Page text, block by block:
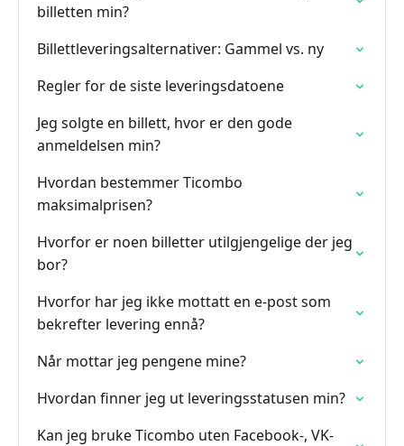
billetten min?
Billettleveringsalternativer: Gammel vs. ny
Regler for de siste leveringsdatoene
Jeg solgte en billett, hvor er den gode
anmeldelsen min?
Hvordan bestemmer Ticombo
maksimalprisen?
Hvorfor er noen billetter utilgjengelige der jeg
bor?
Hvorfor har jeg ikke mottatt en e-post som
bekrefter levering ennå?
Når mottar jeg pengene mine?
Hvordan finner jeg ut leveringsstatusen min?
Kan jeg bruke Ticombo uten Facebook-, VK-